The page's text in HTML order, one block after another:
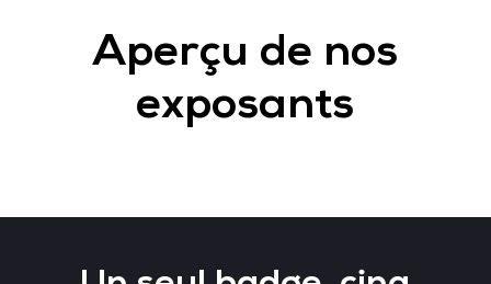
Aperçu de nos
exposants